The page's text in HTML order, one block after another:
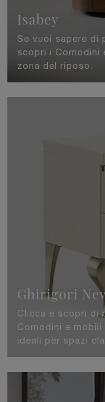
Isabey
Se vuoi sapere di
scopri i Comodini
zona del riposo.
Ghirigori
Clicca e scopri di
Comodini e
ideali per spazi